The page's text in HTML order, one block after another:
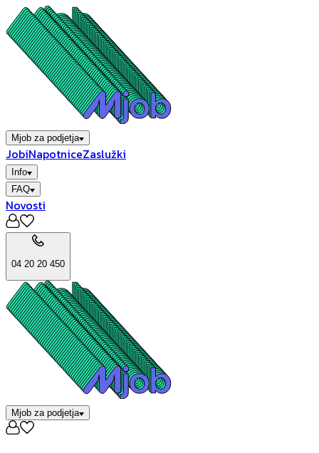
Mjob za podjetja
JobiNapotniceZaslužki
Info
FAQ
Novosti
04 20 20 450
Mjob za podjetja